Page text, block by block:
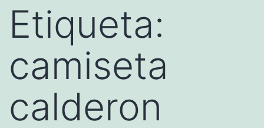
Etiqueta:
camiseta
calderon